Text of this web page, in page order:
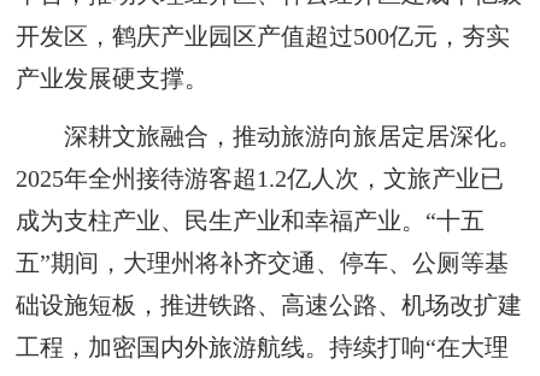
开发区，鹤庆产业园区产值超过500亿元，夯实
产业发展硬支撑。
深耕文旅融合，推动旅游向旅居定居深化。
2025年全州接待游客超1.2亿人次，文旅产业已
成为支柱产业、民生产业和幸福产业。“十五
五”期间，大理州将补齐交通、停车、公厕等基
础设施短板，推进铁路、高速公路、机场改扩建
工程，加密国内外旅游航线。持续打响“在大理